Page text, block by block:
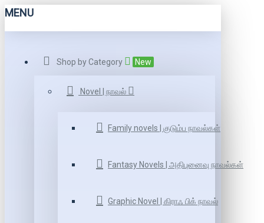
MENU
Shop by Category New
Novel | நாவல்
Family novels | குடும்ப நாவல்கள்
Fantasy Novels | அதிபுனைவு நாவல்கள்
Graphic Novel | கிராஃ பிக் நாவல்